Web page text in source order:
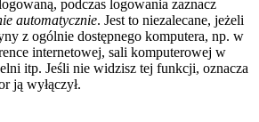
podczas logowania zaznacz
automatycznie. Jest to niezalecane, jeżeli
z ogólnie dostępnego komputera, np. w
internetowej, sali komputerowej w
itp. Jeśli nie widzisz tej funkcji, oznacza
ją wyłączył.